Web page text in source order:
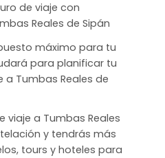
de viaje con
Reales de Sipán
máximo para tu
para planificar tu
a Tumbas Reales de
viaje a Tumbas Reales
y tendrás más
tours y hoteles para